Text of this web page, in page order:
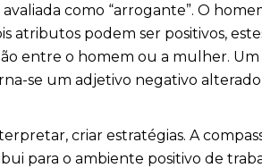
como “arrogante”. O
atributos podem ser positivos,
entre o homem ou a mulher.
se um adjetivo negativo
criar estratégias. A
para o ambiente positivo de